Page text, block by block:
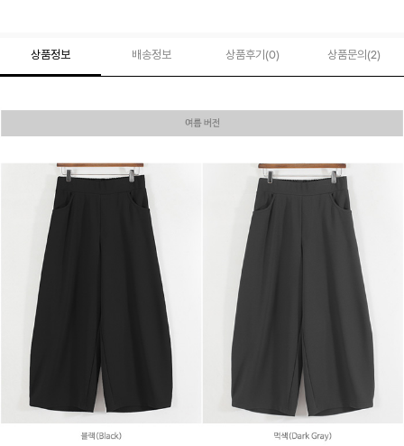
상품정보 배송정보 상품후기(0) 상품문의 (2)